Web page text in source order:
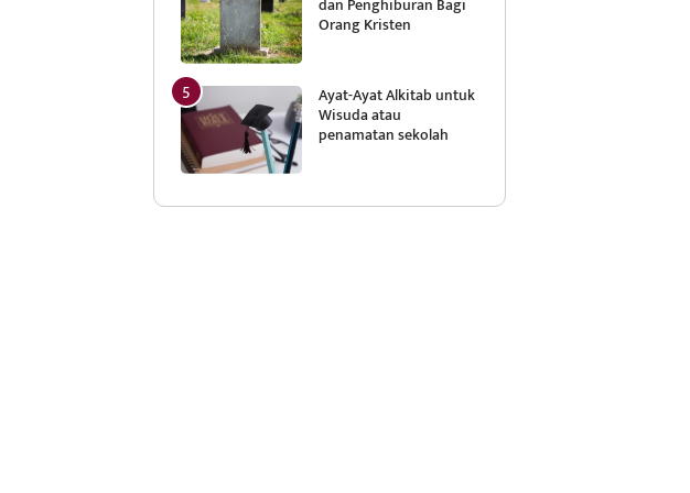
Orang Kristen
Ayat-Ayat Alkitab untuk
Wisuda atau
penamatan sekolah